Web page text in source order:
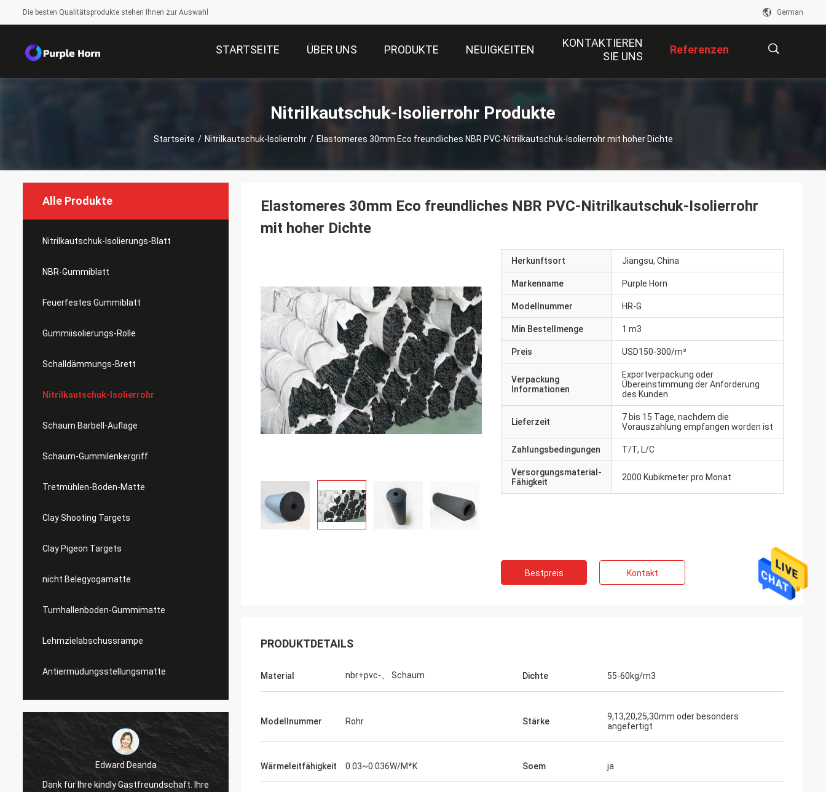
Die besten Qualitätsprodukte stehen Ihnen zur Auswahl German
STARTSEITE ÜBER UNS PRODUKTE NEUIGKEITEN
KONTAKTIEREN
SIE UNS
Referenzen
Nitrilkautschuk-Isolierrohr Produkte
Startseite / Nitrilkautschuk-Isolierrohr / Elastomeres 30mm Eco freundliches NBR PVC-Nitrilkautschuk-Isolierrohr mit hoher Dichte
Alle Produkte
Nitrilkautschuk-Isolierungs-Blatt
NBR-Gummiblatt
Feuerfestes Gummiblatt
Gummiisolierungs-Rolle
Schalldämmungs-Brett
Nitrilkautschuk-Isolierrohr
Schaum Barbell-Auflage
Schaum-Gummilenkergriff
Tretmühlen-Boden-Matte
Clay Shooting Targets
Clay Pigeon Targets
nicht Belegyogamatte
Turnhallenboden-Gummimatte
Lehmzielabschussrampe
Antiermüdungsstellungsmatte
Edward Deanda
Dank für Ihre kindly Gastfreundschaft. Ihre
Edward Deanda
Dank für Ihre kindly Gastfreundschaft. Ihre
Elastomeres 30mm Eco freundliches NBR PVC-Nitrilkautschuk-Isolierrohr
mit hoher Dichte
Herkunftsort Jiangsu, China
Markenname Purple Horn
Modellnummer HR-G
Min Bestellmenge 1 m3
Preis USD150-300/m³
Verpackung
Informationen
Exportverpackung oder
Übereinstimmung der Anforderung
des Kunden
Lieferzeit
7 bis 15 Tage, nachdem die
Vorauszahlung empfangen worden ist
Zahlungsbedingungen T/T, L/C
Versorgungsmaterial-
Fähigkeit
2000 Kubikmeter pro Monat
Bestpreis Kontakt
PRODUKTDETAILS
Material nbr+pvc-、 Schaum Dichte 55-60kg/m3
Modellnummer Rohr Stärke
9,13,20,25,30mm oder besonders
angefertigt
Wärmeleitfähigkeit 0.03~0.036W/M*K Soem ja